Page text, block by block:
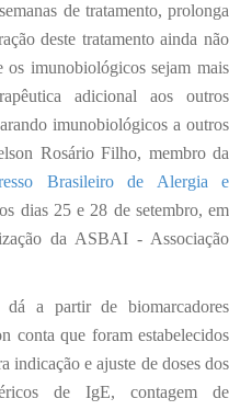
de tratamento, prolonga
deste tratamento ainda não
imunobiológicos sejam mais
adicional aos outros
imunobiológicos a outros
Rosário Filho, membro da
Brasileiro de Alergia e
dias 25 e 28 de setembro, em
da ASBAI - Associação
a partir de biomarcadores
conta que foram estabelecidos
indicação e ajuste de doses dos
de IgE, contagem de